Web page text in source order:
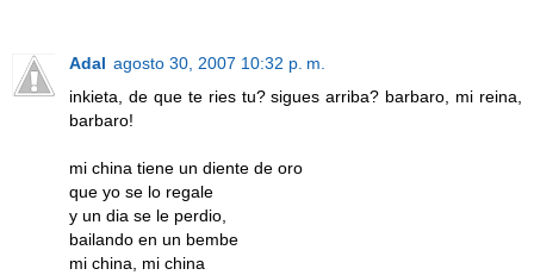
Adal agosto 30, 2007 10:32 p. m.
inkieta, de que te ries tu? sigues arriba? barbaro, mi reina,
barbaro!
mi china tiene un diente de oro
que yo se lo regale
y un dia se le perdio,
bailando en un bembe
mi china, mi china